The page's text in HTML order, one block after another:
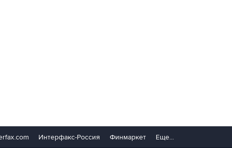
Интерфакс-Россия Финмаркет Еще...